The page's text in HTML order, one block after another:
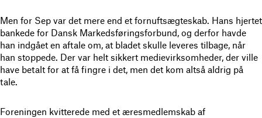
Men for Sep var det mere end et fornuftsægteskab. Hans hjertet
bankede for Dansk Markedsføringsforbund, og derfor havde
han indgået en aftale om, at bladet skulle leveres tilbage, når
han stoppede. Der var helt sikkert medievirksomheder, der ville
have betalt for at få fingre i det, men det kom altså aldrig på
tale.
Foreningen kvitterede med et æresmedlemskab af